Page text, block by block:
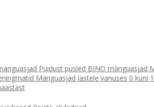
Puidust pusled BINO mänguasjad
Mänguasjad lastele vanuses 0 kuni